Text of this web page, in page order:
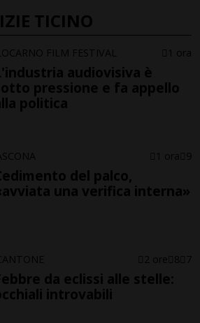
TICINO
FILM FESTIVAL 1 ora
audiovisiva è
pressione e fa appello
politica
1 ora 9
del palco,
una verifica interna»
2 ore 8 7
da eclissi alle stelle:
introvabili